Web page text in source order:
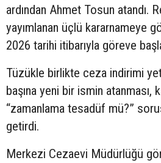
ardından Ahmet Tosun atandı.
yayımlanan üçlü kararnameye
2026 tarihi itibarıyla göreve
Tüzükle birlikte ceza indirimi
başına yeni bir ismin atanması,
“zamanlama tesadüf mü?”
getirdi.
Merkezi Cezaevi Müdürlüğü